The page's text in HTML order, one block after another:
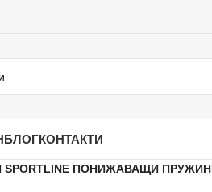
БЛОГКОНТАКТИ
SPORTLINE ПОНИЖАВАЩИ ПРУЖИНИ